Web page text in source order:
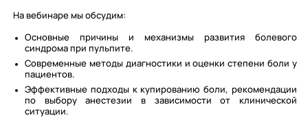
На вебинаре мы обсудим:
Основные причины и механизмы развития болевого
синдрома при пульпите.
Современные методы диагностики и оценки степени боли у
пациентов.
Эффективные подходы к купированию боли, рекомендации
по выбору анестезии в зависимости от клинической
ситуации.